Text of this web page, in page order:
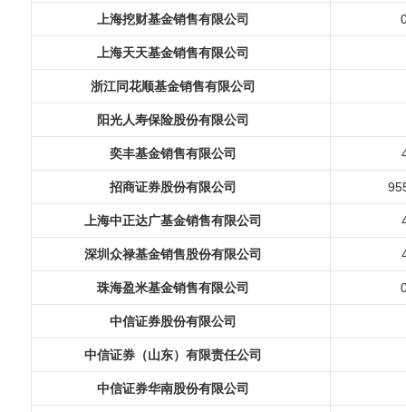
上海挖财基金销售有限公司
上海天天基金销售有限公司
浙江同花顺基金销售有限公司
阳光人寿保险股份有限公司
奕丰基金销售有限公司
招商证券股份有限公司
上海中正达广基金销售有限公司
深圳众禄基金销售股份有限公司
珠海盈米基金销售有限公司
中信证券股份有限公司
中信证券（山东）有限责任公司
中信证券华南股份有限公司